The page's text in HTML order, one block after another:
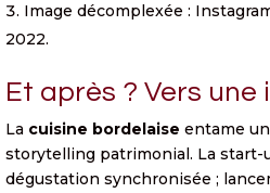
Image décomplexée :
2022.
Et après ? Vers
La cuisine bordelaise entame
storytelling patrimonial. La start-
dégustation synchronisée ;